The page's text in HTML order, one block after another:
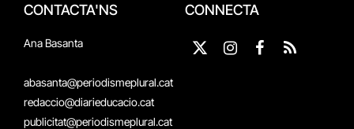
CONTACTA'NS
Ana Basanta
abasanta@periodismeplural.cat
redaccio@diarieducacio.cat
publicitat@periodismeplural.cat
CONNECTA
X
Instagram
Facebook
RSS